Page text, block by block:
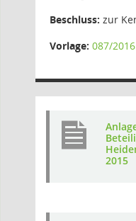
Beschluss: zur
Vorlage: 087/2016
2015